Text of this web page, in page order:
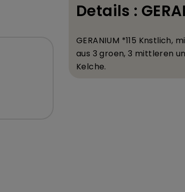
Details :
GERANIUM *115 Knstlich,
aus 3 groen, 3 mittleren
Kelche.